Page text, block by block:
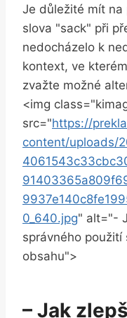
Je důležité mít na
slova "sack" při
nedocházelo k
kontext, ve
zvažte možné
<img
src="https://
content/uploads/
0_640.jpg" alt="-
správného použití
obsahu">
– Jak